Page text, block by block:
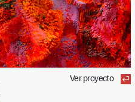
Ver proyecto